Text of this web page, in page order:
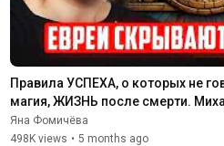
Правила УСПЕХА, о которых не
магия, ЖИЗНЬ после смерти.
Яна Фомичёва
498K views • 5 months ago